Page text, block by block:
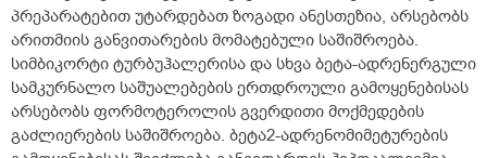
პრეპარატებით უტარდებათ ზოგადი ანესთეზია, არსებობს
არითმიის განვითარების მომატებული საშიშროება.
სიმბიკორტი ტურბუჰალერისა და სხვა ბეტა-ადრენერგული
სამკურნალო საშუალებების ერთდროული გამოყენებისას
არსებობს ფორმოტეროლის გვერდითი მოქმედების
გაძლიერების საშიშროება. ბეტა2-ადრენომიმეტურების